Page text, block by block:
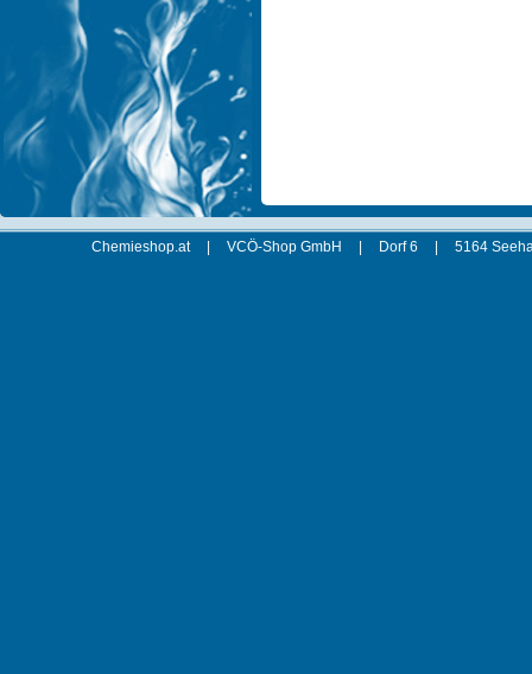
Chemieshop.at VCÖ-Shop GmbH Dorf 6
5164